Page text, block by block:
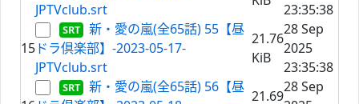
JPTVclub.srt
23:35:38
15
新・愛の嵐(全65話) 55【昼
ドラ倶楽部】-2023-05-17-
JPTVclub.srt
21.76
KiB
28 Sep
2025
23:35:38
新・愛の嵐(全65話) 56【昼
21.69
28 Sep